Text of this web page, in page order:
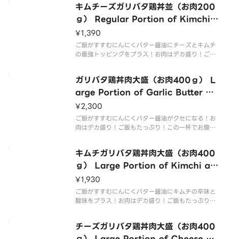
with the
キムチーズガリバタ鶏丼並（お肉200
ｇ） Regular Portion of Kimchi a
nd Cheese Garlic Butter Chicken
Rice Bowl （200g of Meat）
¥1,390
ご飯がすすむにんにくバター醤油にチーズとキムチ
の最強トッピングをプラス！お肉はデカ盛り！ご飯
toppings to ma
ガリバタ鶏丼肉大盛（お肉400ｇ） L
arge Portion of Garlic Butter Ch
icken Rice Bowl （400g of Mea
t）
¥2,300
ご飯がすすむにんにくバター醤油がクセになる！お
肉はデカ盛り！ご飯もたっぷり！この一杯でお腹い
e
キムチガリバタ鶏丼肉大盛（お肉400
ｇ） Large Portion of Kimchi an
d Garlic Butter Chicken Rice Bo
wl （400g of Meat）
¥1,930
ご飯がすすむにんにくバター醤油にキムチの辛味と
酸味をプラス！お肉はデカ盛り！ご飯もたっぷり！
your ri
チーズガリバタ鶏丼肉大盛（お肉400